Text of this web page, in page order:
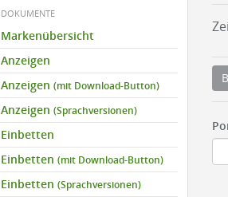
DOKUMENTE
Markenübersicht
Anzeigen
Anzeigen (mit Download-Button)
Anzeigen (Sprachversionen)
Einbetten
Einbetten (mit Download-Button)
Einbetten (Sprachversionen)